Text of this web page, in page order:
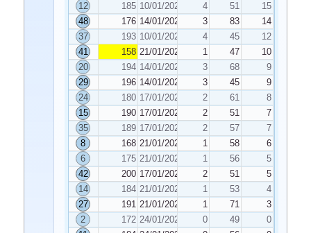
12
185 10/01/2025 4 51
15
48
176 14/01/2025 3 83
14
37
193 10/01/2025 4 45
12
41
158 21/01/2025 1 47
10
20
194 14/01/2025 3 68
9
29
196 14/01/2025 3 45
9
24
180 17/01/2025 2 61
8
15
190 17/01/2025 2 51
7
35
189 17/01/2025 2 57
7
8
168 21/01/2025 1 58
6
6
175 21/01/2025 1 56
5
42
200 17/01/2025 2 51
5
14
184 21/01/2025 1 53
4
27
191 21/01/2025 1 71
3
2
172 24/01/2025 0 49
0